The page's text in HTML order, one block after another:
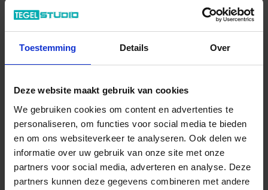
Toestemming Details Over
Deze website maakt gebruik van cookies
We gebruiken cookies om content en advertenties te
personaliseren, om functies voor social media te bieden
en om ons websiteverkeer te analyseren. Ook delen we
informatie over uw gebruik van onze site met onze
partners voor social media, adverteren en analyse. Deze
partners kunnen deze gegevens combineren met andere
Wil je graag een afspraak?